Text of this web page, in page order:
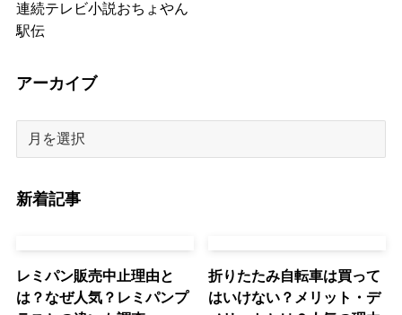
連続テレビ小説おちょやん
駅伝
アーカイブ
新着記事
レミパン販売中止理由と
は？なぜ人気？レミパンプ
折りたたみ自転車は買って
はいけない？メリット・デ